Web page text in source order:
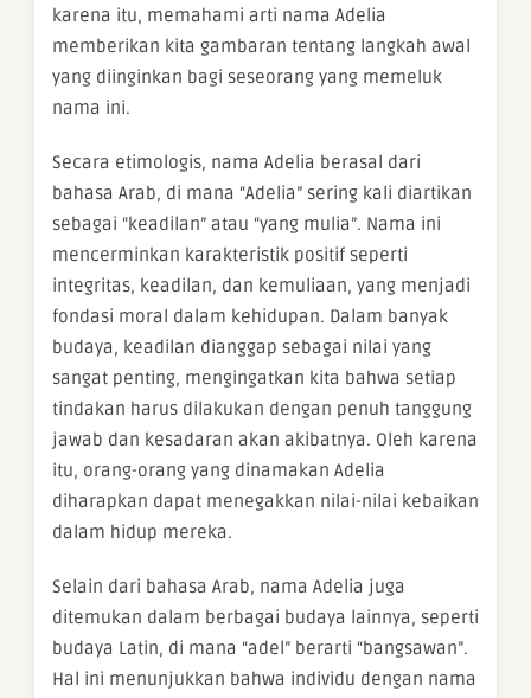
karena itu, memahami arti nama Adelia
memberikan kita gambaran tentang langkah awal
yang diinginkan bagi seseorang yang memeluk
nama ini.
Secara etimologis, nama Adelia berasal dari
bahasa Arab, di mana “Adelia” sering kali diartikan
sebagai “keadilan” atau “yang mulia”. Nama ini
mencerminkan karakteristik positif seperti
integritas, keadilan, dan kemuliaan, yang menjadi
fondasi moral dalam kehidupan. Dalam banyak
budaya, keadilan dianggap sebagai nilai yang
sangat penting, mengingatkan kita bahwa setiap
tindakan harus dilakukan dengan penuh tanggung
jawab dan kesadaran akan akibatnya. Oleh karena
itu, orang-orang yang dinamakan Adelia
diharapkan dapat menegakkan nilai-nilai kebaikan
dalam hidup mereka.
Selain dari bahasa Arab, nama Adelia juga
ditemukan dalam berbagai budaya lainnya, seperti
budaya Latin, di mana “adel” berarti “bangsawan”.
Hal ini menunjukkan bahwa individu dengan nama